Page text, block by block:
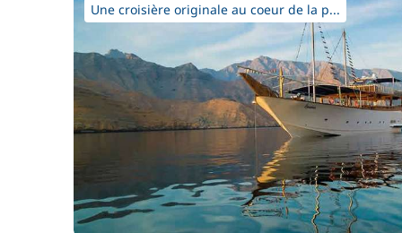
Une croisière originale au coeur de la p...